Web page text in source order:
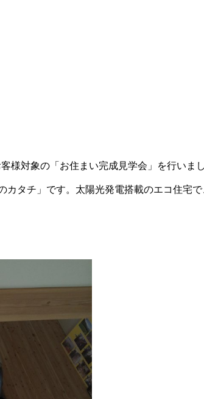
対象の「お住まい完成見学会」を行いまし
タチ」です。太陽光発電搭載のエコ住宅